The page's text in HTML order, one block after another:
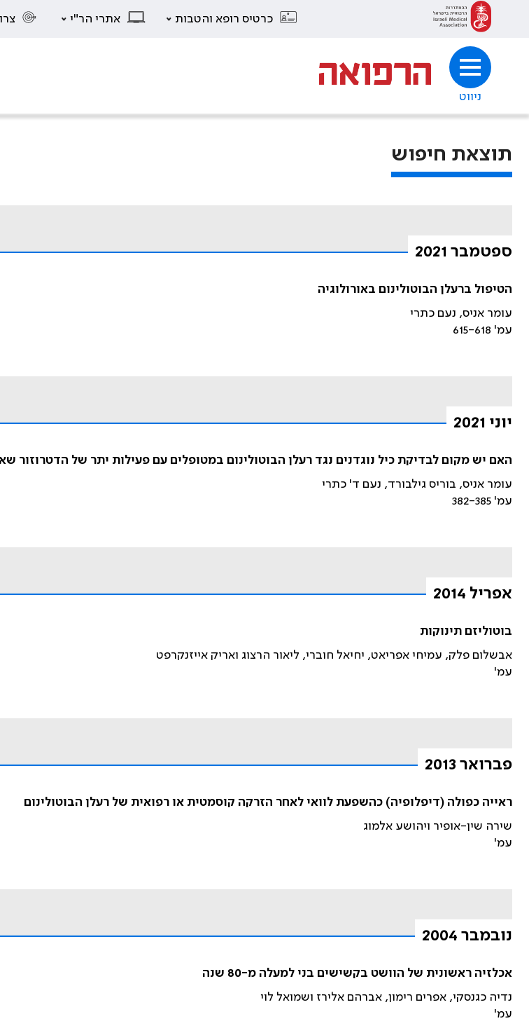
כרטיס רופא והטבות אתרי הר"י
ניווט
תוצאת חיפוש
ספטמבר 2021
הטיפול ברעלן הבוטולינום באורולוגיה
עומר אניס, נעם כתרי
עמ' 615-618
יוני 2021
האם יש מקום לבדיקת כיל נוגדנים נגד רעלן הבוטולינום במטופלים עם פעילות יתר של הדטרוזור
עומר אניס, בוריס גילבורד, נעם ד' כתרי
עמ' 382-385
אפריל 2014
בוטוליזם תינוקות
אבשלום פלק, עמיחי אפריאט, יחיאל חוברי, ליאור הרצוג ואריק אייזנקרפט
עמ'
פברואר 2013
ראייה כפולה (דיפלופיה) כהשפעת לוואי לאחר הזרקה קוסמטית או רפואית של רעלן הבוטולינום
שירה שין-אופיר ויהושע אלמוג
עמ'
נובמבר 2004
אכלזיה ראשונית של הוושט בקשישים בני למעלה מ-80 שנה
נדיה כגנסקי, אפרים רימון, אברהם אלירז ושמואל לוי
עמ'